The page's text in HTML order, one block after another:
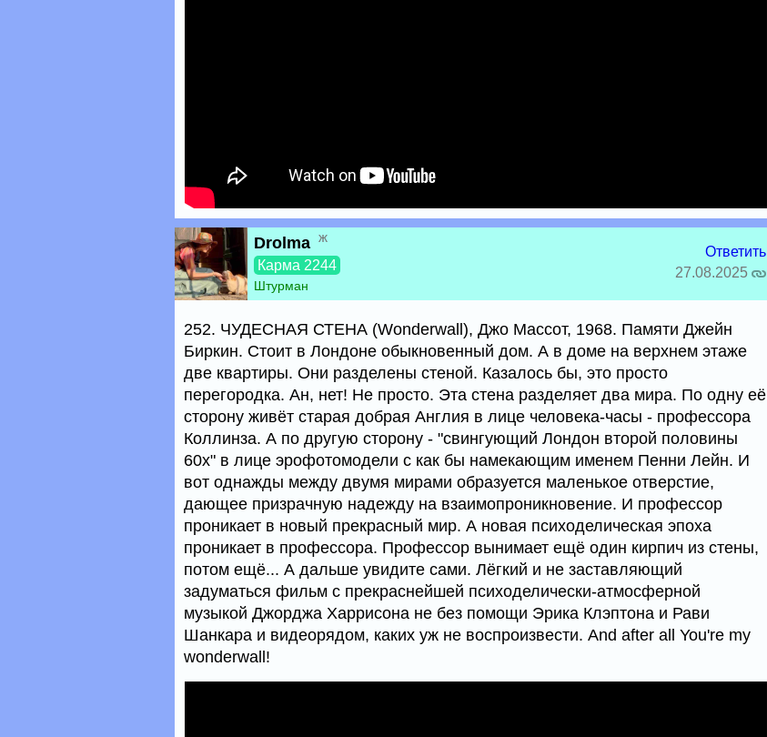
Drolma ж
Карма 2244
Штурман
Ответить
27.08.2025
252. ЧУДЕСНАЯ СТЕНА (Wonderwall), Джо Массот, 1968. Памяти Джейн
Биркин. Стоит в Лондоне обыкновенный дом. А в доме на верхнем этаже
две квартиры. Они разделены стеной. Казалось бы, это просто
перегородка. Ан, нет! Не просто. Эта стена разделяет два мира. По одну её
сторону живёт старая добрая Англия в лице человека-часы - профессора
Коллинза. А по другую сторону - "свингующий Лондон второй половины
60х" в лице эрофотомодели с как бы намекающим именем Пенни Лейн. И
вот однажды между двумя мирами образуется маленькое отверстие,
дающее призрачную надежду на взаимопроникновение. И профессор
проникает в новый прекрасный мир. А новая психоделическая эпоха
проникает в профессора. Профессор вынимает ещё один кирпич из стены,
потом ещё... А дальше увидите сами. Лёгкий и не заставляющий
задуматься фильм с прекраснейшей психоделически-атмосферной
музыкой Джорджа Харрисона не без помощи Эрика Клэптона и Рави
Шанкара и видеорядом, каких уж не воспроизвести. And after all You're my
wonderwall!